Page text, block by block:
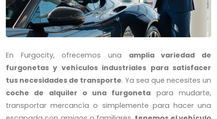
En Furgocity, ofrecemos una amplia variedad de
furgonetas y vehículos industriales para satisfacer
tus necesidades de transporte. Ya sea que necesites un
coche de alquiler o una furgoneta para mudarte,
transportar mercancía o simplemente para hacer una